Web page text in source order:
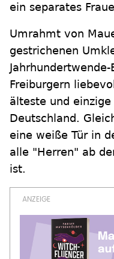
ein separates
Umrahmt von
gestrichenen
Freiburgern
älteste und
Deutschland.
eine weiße Tür in
alle "Herren" ab
ist.